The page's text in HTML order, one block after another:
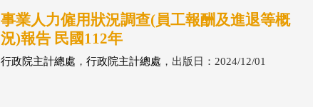
事業人力僱用狀況調查(員工報酬及進退等概
況)報告 民國112年
行政院主計總處 ， 行政院主計總處 ，出版日：2024/12/01